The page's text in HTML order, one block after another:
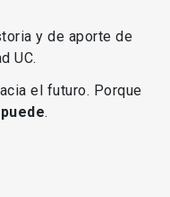
y de aporte de
UC.
el futuro. Porque
.